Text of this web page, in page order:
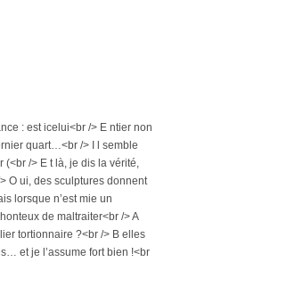
: est icelui<br /> E ntier non
quart…<br /> I l semble
/> E t là, je dis la vérité,
O ui, des sculptures donnent
lorsque n’est mie un
de maltraiter<br /> A
tortionnaire ?<br /> B elles
et je l’assume fort bien !<br